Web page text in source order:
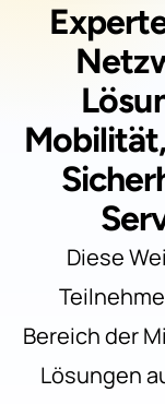
Diese
Bereich der
Lösungen